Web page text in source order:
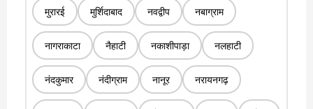
मुरारई मुर्शिदाबाद नवद्वीप नबाग्राम
नागराकाटा नैहाटी नकाशीपाड़ा नलहाटी
नंदकुमार नंदीग्राम नानूर नरायनगढ़